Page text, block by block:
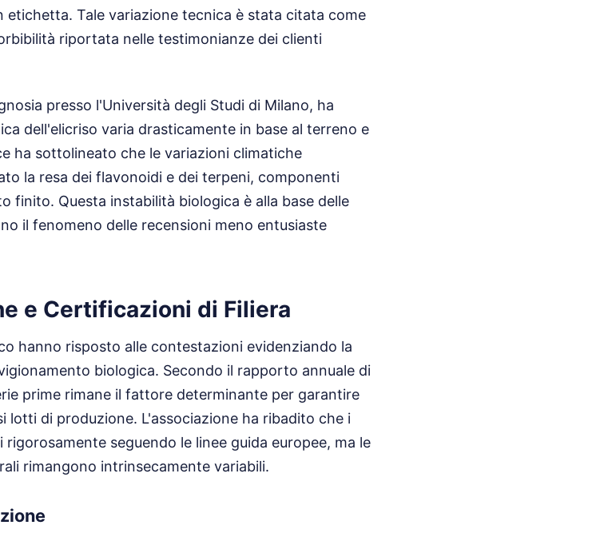
Tale variazione tecnica è stata citata come
riportata nelle testimonianze dei clienti
presso l'Università degli Studi di Milano, ha
dell'elicriso varia drasticamente in base al terreno e
ha sottolineato che le variazioni climatiche
la resa dei flavonoidi e dei terpeni, componenti
finito. Questa instabilità biologica è alla base delle
il fenomeno delle recensioni meno entusiaste
e Certificazioni di Filiera
hanno risposto alle contestazioni evidenziando la
biologica. Secondo il rapporto annuale di
prime rimane il fattore determinante per garantire
di produzione. L'associazione ha ribadito che i
seguendo le linee guida europee, ma le
rimangono intrinsecamente variabili.